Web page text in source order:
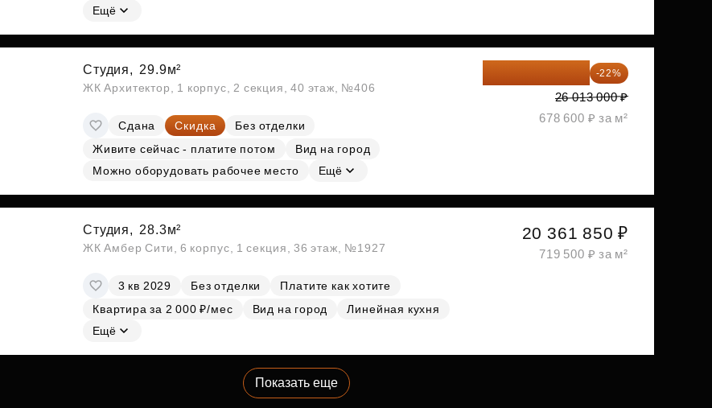
Ещё
Студия, 29.9м²
ЖК Архитектор, 1 корпус, 2 секция, 40 этаж, №406
Сдана Скидка
Без отделки
Живите сейчас - платите потом
Вид на город
Можно оборудовать рабочее место
Ещё
-22%
26 013 000 ₽
678 600 ₽ за м²
Студия, 28.3м²
ЖК Амбер Сити, 6 корпус, 1 секция, 36 этаж, №1927
3 кв 2029 Без отделки
Платите как хотите
Квартира за 2 000 ₽/мес
Вид на город
Линейная кухня
Ещё
20 361 850 ₽
719 500 ₽ за м²
Показать еще